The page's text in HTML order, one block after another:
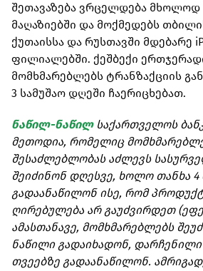
შეთავაზება ვრცელდება მხოლოდ
მაღაზიებში და მოქმედებს
ქუთაისსა და რუსთავში მდებარე
ფილიალებში. ქეშბექი
მომხმარებლებს ტრანზაქციის
3 სამუშაო დღეში ჩაერიცხებათ.
ნაწილ-ნაწილსაქართველოს
მეთოდია, რომელიც
შესაძლებლობას აძლევს
შეიძინონ დღესვე, ხოლო თანხა
გადაანაწილონ ისე, რომ
ღირებულება არ გაუძვირდეთ
ამასთანავე, მომხმარებლებს
ნაწილი გადაიხადონ,
თვეებზე გადაანაწილონ.